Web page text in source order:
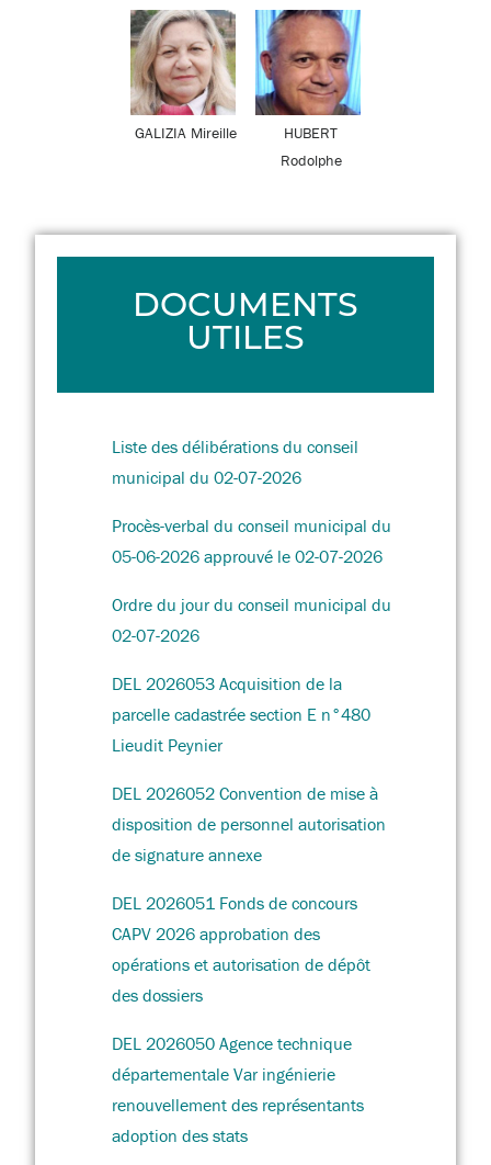
GALIZIA Mireille
HUBERT
Rodolphe
DOCUMENTS
UTILES
Liste des délibérations du conseil
municipal du 02-07-2026
Procès-verbal du conseil municipal du
05-06-2026 approuvé le 02-07-2026
Ordre du jour du conseil municipal du
02-07-2026
DEL 2026053 Acquisition de la
parcelle cadastrée section E n°480
Lieudit Peynier
DEL 2026052 Convention de mise à
disposition de personnel autorisation
de signature annexe
DEL 2026051 Fonds de concours
CAPV 2026 approbation des
opérations et autorisation de dépôt
des dossiers
DEL 2026050 Agence technique
départementale Var ingénierie
renouvellement des représentants
adoption des stats